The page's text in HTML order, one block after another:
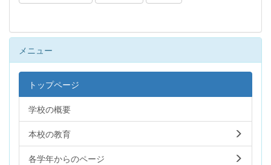
メニュー
トップページ
学校の概要
本校の教育
各学年からのページ